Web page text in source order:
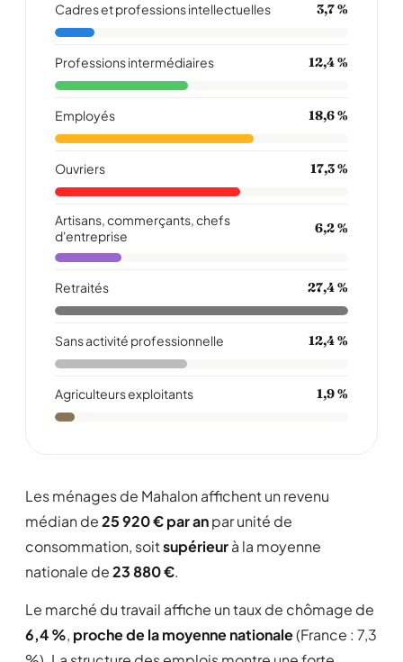
Cadres et professions intellectuelles 3,7 %
Professions intermédiaires 12,4 %
Employés 18,6 %
Ouvriers 17,3 %
Artisans, commerçants, chefs
d'entreprise
6,2 %
Retraités 27,4 %
Sans activité professionnelle 12,4 %
Agriculteurs exploitants 1,9 %
Les ménages de Mahalon affichent un revenu
médian de25 920 € par anpar unité de
consommation, soitsupérieurà la moyenne
nationale de23 880 €.
Le marché du travail affiche un taux de chômage de
6,4 %, proche de la moyenne nationale(France : 7,3